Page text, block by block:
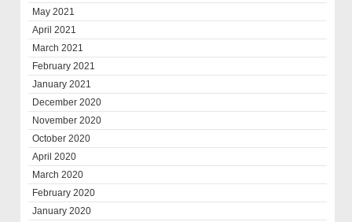
May 2021
April 2021
March 2021
February 2021
January 2021
December 2020
November 2020
October 2020
April 2020
March 2020
February 2020
January 2020